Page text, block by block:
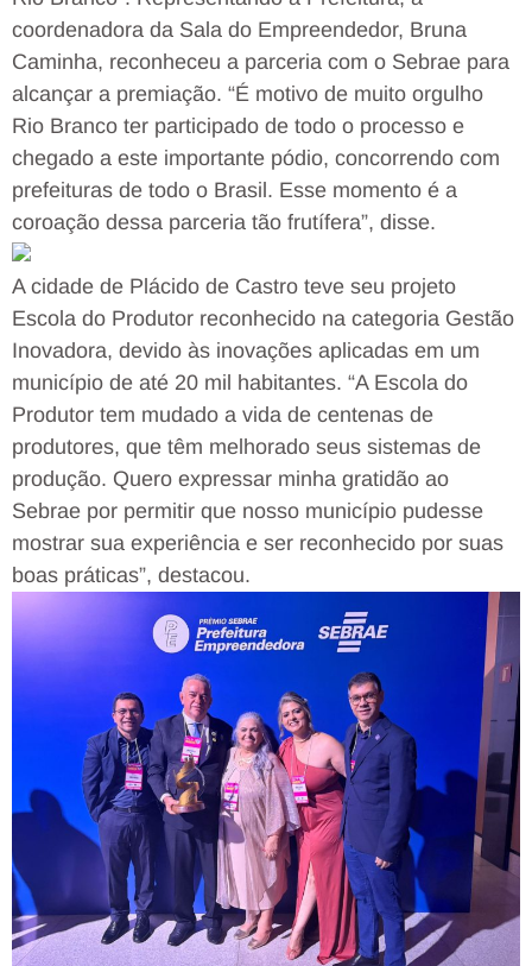
coordenadora da Sala do Empreendedor, Bruna
Caminha, reconheceu a parceria com o Sebrae para
alcançar a premiação. “É motivo de muito orgulho
Rio Branco ter participado de todo o processo e
chegado a este importante pódio, concorrendo com
prefeituras de todo o Brasil. Esse momento é a
coroação dessa parceria tão frutífera”, disse.
A cidade de Plácido de Castro teve seu projeto
Escola do Produtor reconhecido na categoria Gestão
Inovadora, devido às inovações aplicadas em um
município de até 20 mil habitantes. “A Escola do
Produtor tem mudado a vida de centenas de
produtores, que têm melhorado seus sistemas de
produção. Quero expressar minha gratidão ao
Sebrae por permitir que nosso município pudesse
mostrar sua experiência e ser reconhecido por suas
boas práticas”, destacou.